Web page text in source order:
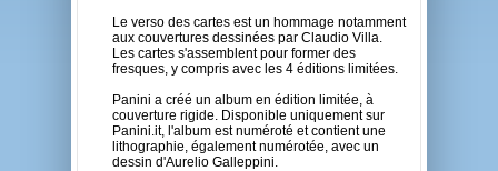
Le verso des cartes est un hommage notamment
aux couvertures dessinées par Claudio Villa.
Les cartes s'assemblent pour former des
fresques, y compris avec les 4 éditions limitées.
Panini a créé un album en édition limitée, à
couverture rigide. Disponible uniquement sur
Panini.it, l'album est numéroté et contient une
lithographie, également numérotée, avec un
dessin d'Aurelio Galleppini.